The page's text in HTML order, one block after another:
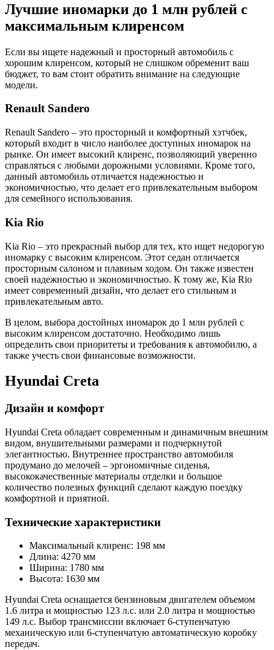
Лучшие иномарки до 1 млн рублей с
максимальным клиренсом
Если вы ищете надежный и просторный автомобиль с
хорошим клиренсом, который не слишком обременит ваш
бюджет, то вам стоит обратить внимание на следующие
модели.
Renault Sandero
Renault Sandero – это просторный и комфортный хэтчбек,
который входит в число наиболее доступных иномарок на
рынке. Он имеет высокий клиренс, позволяющий уверенно
справляться с любыми дорожными условиями. Кроме того,
данный автомобиль отличается надежностью и
экономичностью, что делает его привлекательным выбором
для семейного использования.
Kia Rio
Kia Rio – это прекрасный выбор для тех, кто ищет недорогую
иномарку с высоким клиренсом. Этот седан отличается
просторным салоном и плавным ходом. Он также известен
своей надежностью и экономичностью. К тому же, Kia Rio
имеет современный дизайн, что делает его стильным и
привлекательным авто.
В целом, выбора достойных иномарок до 1 млн рублей с
высоким клиренсом достаточно. Необходимо лишь
определить свои приоритеты и требования к автомобилю, а
также учесть свои финансовые возможности.
Hyundai Creta
Дизайн и комфорт
Hyundai Creta обладает современным и динамичным внешним
видом, внушительными размерами и подчеркнутой
элегантностью. Внутреннее пространство автомобиля
продумано до мелочей – эргономичные сиденья,
высококачественные материалы отделки и большое
количество полезных функций сделают каждую поездку
комфортной и приятной.
Технические характеристики
Максимальный клиренс: 198 мм
Длина: 4270 мм
Ширина: 1780 мм
Высота: 1630 мм
Hyundai Creta оснащается бензиновым двигателем объемом
1.6 литра и мощностью 123 л.с. или 2.0 литра и мощностью
149 л.с. Выбор трансмиссии включает 6-ступенчатую
механическую или 6-ступенчатую автоматическую коробку
передач.